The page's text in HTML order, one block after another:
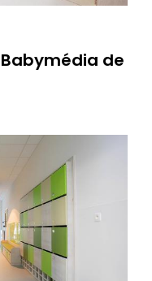
de